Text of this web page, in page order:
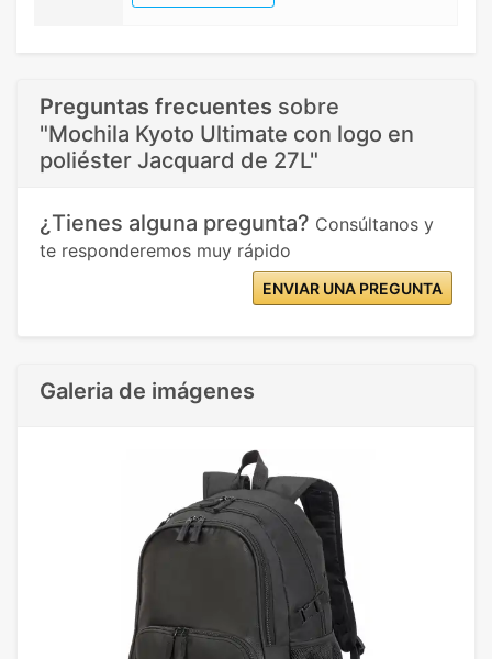
Preguntas frecuentes sobre
"Mochila Kyoto Ultimate con logo en
poliéster Jacquard de 27L"
¿Tienes alguna pregunta? Consúltanos y
te responderemos muy rápido
ENVIAR UNA PREGUNTA
Galeria de imágenes